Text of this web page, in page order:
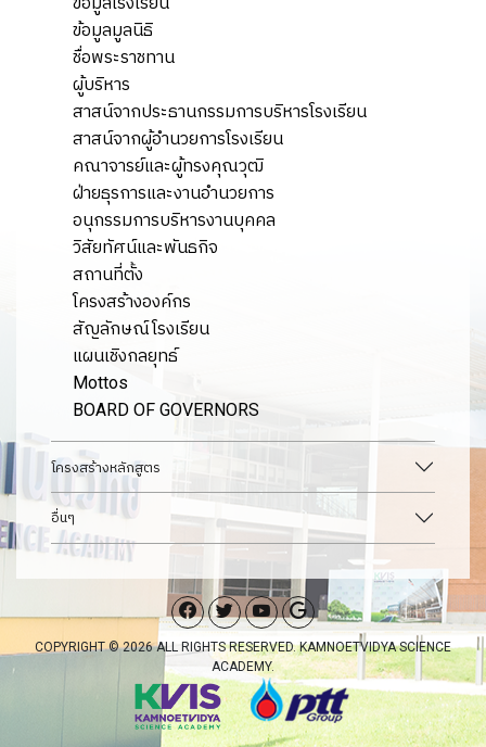
ข้อมูลมูลนิธิ
ชื่อพระราชทาน
ผู้บริหาร
สาสน์จากประธานกรรมการบริหารโรงเรียน
สาสน์จากผู้อำนวยการโรงเรียน
คณาจารย์และผู้ทรงคุณวุฒิ
ฝ่ายธุรการและงานอำนวยการ
อนุกรรมการบริหารงานบุคคล
วิสัยทัศน์และพันธกิจ
สถานที่ตั้ง
โครงสร้างองค์กร
สัญลักษณ์โรงเรียน
แผนเชิงกลยุทธ์
Mottos
BOARD OF GOVERNORS
โครงสร้างหลักสูตร
อื่นๆ
COPYRIGHT © 2026 ALL RIGHTS RESERVED. KAMNOETVIDYA SCIENCE
ACADEMY.